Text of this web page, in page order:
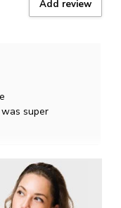
Add review
super